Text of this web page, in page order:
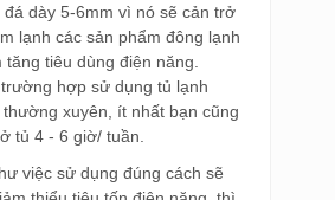
đá dày 5-6mm vì nó sẽ cản trở
lạnh các sản phẩm đông lạnh
tăng tiêu dùng điện năng.
hợp sử dụng tủ lạnh
thường xuyên, ít nhất bạn cũng
tủ 4 - 6 giờ/ tuần.
việc sử dụng đúng cách sẽ